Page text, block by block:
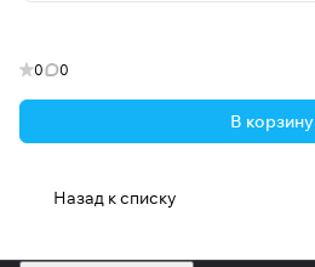
0 0
В корзину
Назад к списку